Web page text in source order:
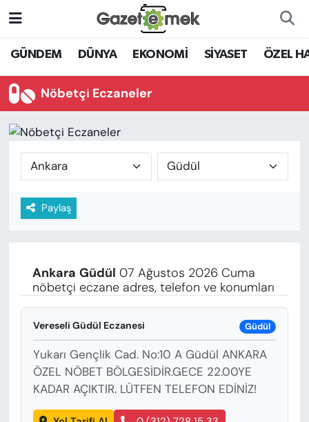
GÜNDEM DÜNYA EKONOMİ SİYASET ÖZEL
Nöbetçi Eczaneler
Paylaş
Ankara Güdül 07 Ağustos 2026 Cuma
nöbetçi eczane adres, telefon ve konumları
Vereseli Güdül Eczanesi Güdül
Yukarı Gençlik Cad. No:10 A Güdül ANKARA
ÖZEL NÖBET BÖLGESİDİR.GECE 22.00YE
KADAR AÇIKTIR. LÜTFEN TELEFON EDİNİZ!
DÜNYA
EKONOMİ
YENİ MEDYADA EMEK
GAZETECİLİĞİNİ GELİŞTİRMEK
FAYDALI BİLGİLER
EĞİTİM
SAĞLIK
SPOR
Nöbetçi Eczaneler
Hava Durumu
Trafik Durumu
Haber Arşivi